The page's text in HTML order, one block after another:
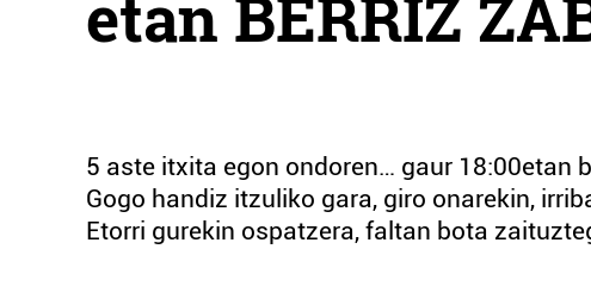
etan BERRIZ
5 aste itxita egon ondoren… gaur 18:00etan
Gogo handiz itzuliko gara, giro onarekin,
Etorri gurekin ospatzera, faltan bota